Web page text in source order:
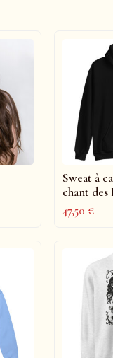
Sweat à
chant des
47,50€